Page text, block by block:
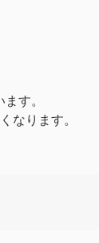
す。
なります。